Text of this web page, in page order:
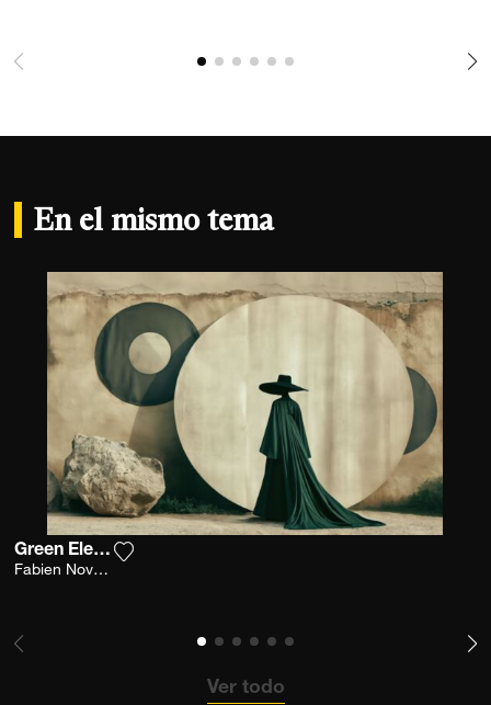
En el mismo tema
Green Elegance
Fabien Novarino
Ver todo